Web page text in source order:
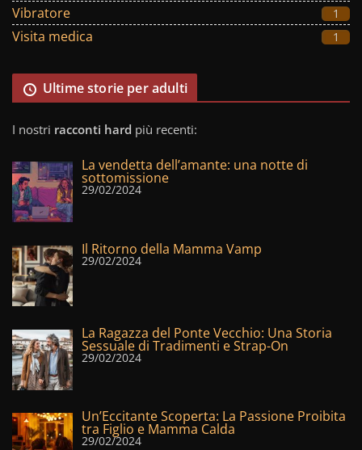
Vibratore 1
Visita medica 1
Ultime storie per adulti
I nostri racconti hard più recenti:
La vendetta dell’amante: una notte di
sottomissione
29/02/2024
Il Ritorno della Mamma Vamp
29/02/2024
La Ragazza del Ponte Vecchio: Una Storia
Sessuale di Tradimenti e Strap-On
29/02/2024
Un’Eccitante Scoperta: La Passione Proibita
tra Figlio e Mamma Calda
29/02/2024